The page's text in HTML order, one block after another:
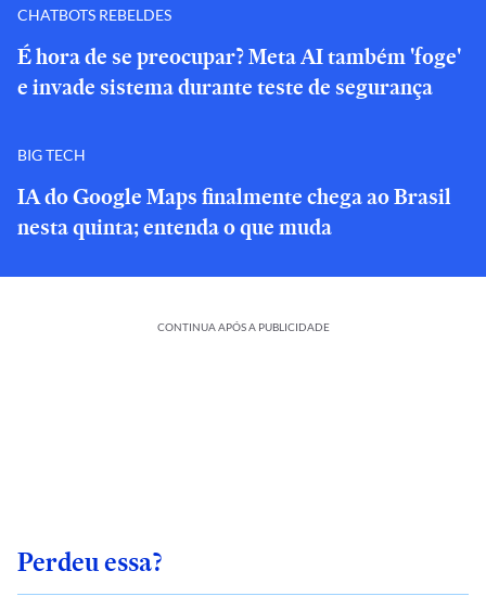
CHATBOTS REBELDES
É hora de se preocupar? Meta AI também 'foge'
e invade sistema durante teste de segurança
BIG TECH
IA do Google Maps finalmente chega ao Brasil
nesta quinta; entenda o que muda
CONTINUA APÓS A PUBLICIDADE
Perdeu essa?